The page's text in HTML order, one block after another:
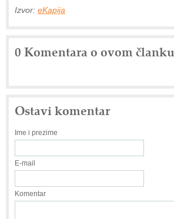
Izvor: eKapija
0 Komentara o ovom članku
Ostavi komentar
Ime i prezime
E-mail
Komentar